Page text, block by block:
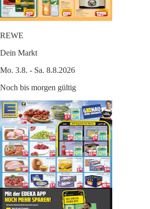
REWE
Dein Markt
Mo. 3.8. - Sa. 8.8.2026
Noch bis morgen gültig